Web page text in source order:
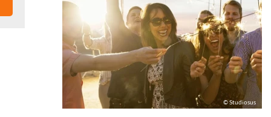
© Studiosus